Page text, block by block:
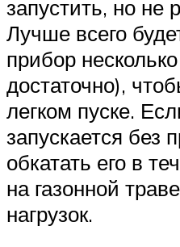
запустить, но не
Лучше всего
прибор
достаточно),
легком пуске.
запускается без
обкатать его в
на газонной
нагрузок.